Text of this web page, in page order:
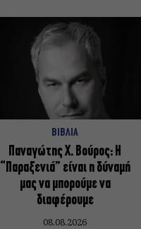
ΒΙΒΛΙΑ
Παναγώτης Χ. Βούρος: Η
“Παραξενιά” είναι η δύναμή
μας να μπορούμε να
διαφέρουμε
08.08.2026